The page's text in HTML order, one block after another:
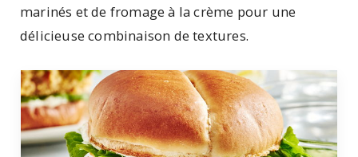
marinés et de fromage à la crème pour une
délicieuse combinaison de textures.